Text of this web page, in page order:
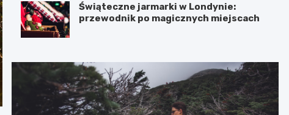
Świąteczne jarmarki w Londynie:
przewodnik po magicznych miejscach